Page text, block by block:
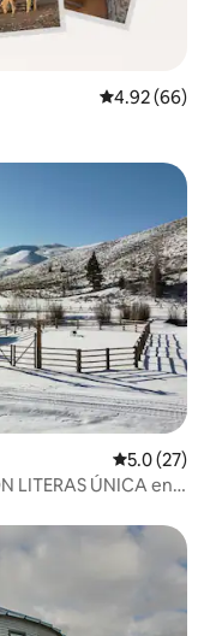
Calificación
4.92 (66)
Calificación
5.0 (27)
LITERAS ÚNICA en